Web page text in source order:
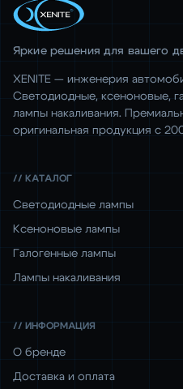
Яркие решения для вашего
XENITE — инженерия
Светодиодные, ксеноновые,
лампы накаливания.
оригинальная продукция с
// КАТАЛОГ
Светодиодные лампы
Ксеноновые лампы
Галогенные лампы
Лампы накаливания
// ИНФОРМАЦИЯ
О бренде
Доставка и оплата